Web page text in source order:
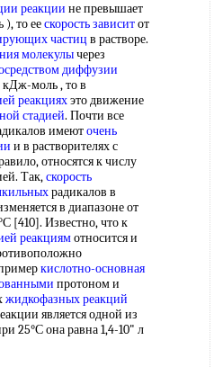
реакции не превышает
то еескорость зависитот
частиц в растворе.
молекулычерез
диффузии
кДж-моль , то в
реакцияхэто движение
стадией. Почти все
имеюточень
и в растворителях с
относятся к числу
Так,скорость
радикалов в
в диапазоне от
[410]. Известно, что к
реакциямотносится и
кислотно-основная
протоном и
жидкофазных реакций
является одной из
25°С она равна 1,4-10" л